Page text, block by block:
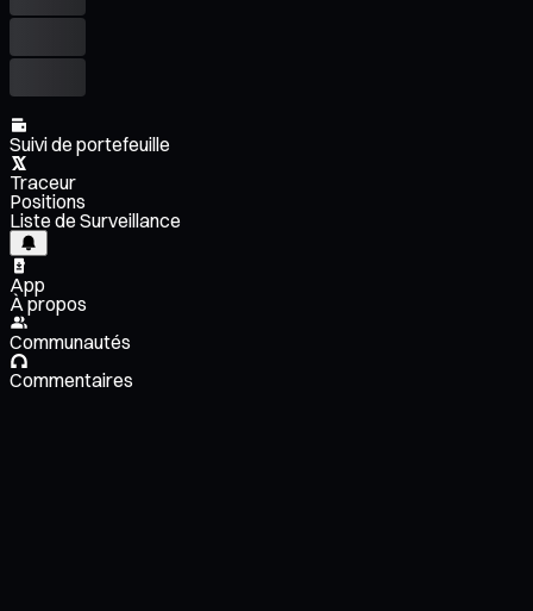
Suivi de portefeuille
Traceur
Positions
Liste de Surveillance
App
À propos
Communautés
Commentaires